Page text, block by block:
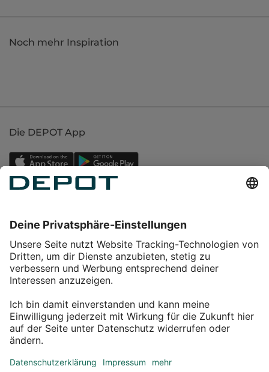
Noch mehr Inspiration
Die DEPOT App
Service
Über DEPOT
Kontakt